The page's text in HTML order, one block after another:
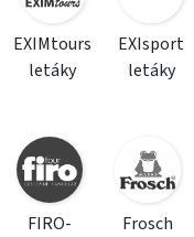
EXIMtours
letáky
EXIsport
letáky
FIRO-
Frosch